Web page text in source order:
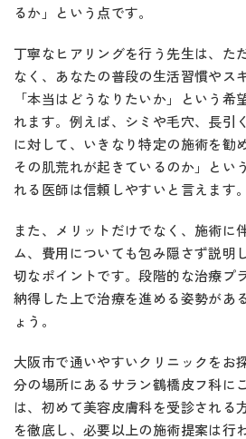
るか」という点です。
丁寧なヒアリングを行う先生は、た
なく、あなたの普段の生活習慣やス
「本当はどうなりたいか」という希
れます。例えば、シミや毛穴、長引
に対して、いきなり特定の施術を勧
その肌荒れが起きているのか」とい
れる医師は信頼しやすいと言えます。
また、メリットだけでなく、施術に
ム、費用についても包み隠さず説明
切なポイントです。段階的な治療プ
納得した上で治療を進める姿勢があ
ょう。
大阪市で通いやすいクリニックをお
分の場所にあるサラン鶴橋皮フ科に
は、初めて美容皮膚科を受診される
を徹底し、必要以上の施術提案は行